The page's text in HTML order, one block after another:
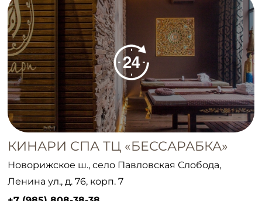
КИНАРИ СПА ТЦ «БЕССАРАБКА»
Новорижское ш., село Павловская Слобода,
Ленина ул., д. 76, корп. 7